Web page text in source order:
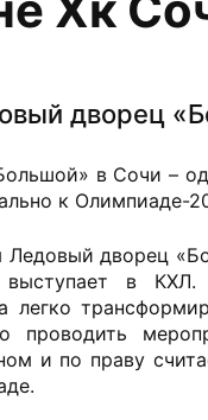
дворец
в Сочи –
к Олимпиаде-
дворец
выступает в
легко
проводить
и по праву